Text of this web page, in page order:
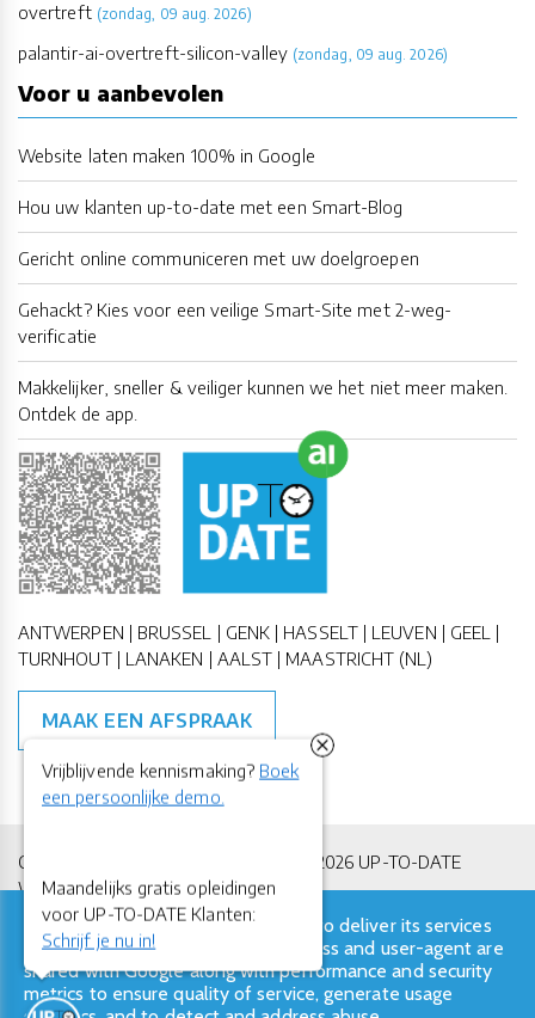
overtreft (zondag, 09 aug. 2026)
palantir-ai-overtreft-silicon-valley (zondag, 09 aug. 2026)
Voor u aanbevolen
Website laten maken 100% in Google
Hou uw klanten up-to-date met een Smart-Blog
Gericht online communiceren met uw doelgroepen
Gehackt? Kies voor een veilige Smart-Site met 2-weg-
verificatie
Makkelijker, sneller & veiliger kunnen we het niet meer maken.
Ontdek de app.
ANTWERPEN | BRUSSEL | GENK | HASSELT | LEUVEN | GEEL |
TURNHOUT | LANAKEN | AALST | MAASTRICHT (NL)
MAAK EEN AFSPRAAK
Copyright All Rights Reserved © 2011-2026 UP-TO-DATE
WebDesign
Privacy & Cookies
Locations Algemene Voorwaarden
This site uses cookies from Google to deliver its services
and to analyze traffic. Your IP address and user-agent are
shared with Google along with performance and security
metrics to ensure quality of service, generate usage
Vrijblijvende kennismaking? Boek
een persoonlijke demo.
Maandelijks gratis opleidingen
voor UP-TO-DATE Klanten:
Schrijf je nu in!